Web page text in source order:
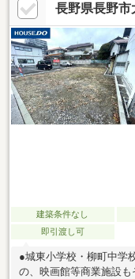
長野県長野市
建築条件なし
即引渡し可
●城東小学校・柳町中学
の、映画館等商業施設